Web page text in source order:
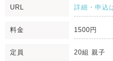
URL 詳細・申込
料金 1500円
定員 20組 親子